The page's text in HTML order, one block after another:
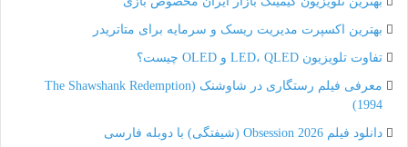
بهترین اکسپرت مدیریت ریسک و سرمایه برای متاتریدر
تفاوت تلویزیون LED، QLED و OLED چیست؟
معرفی فیلم رستگاری در شاوشنک (The Shawshank Redemption
1994)
دانلود فیلم Obsession 2026 (شیفتگی) با دوبله فارسی